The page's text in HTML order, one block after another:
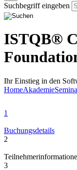
Suchbegriff eingeben
ISTQB®
Ihr Einstieg in den
HomeAkademie
1
Buchungsdetails
2
3